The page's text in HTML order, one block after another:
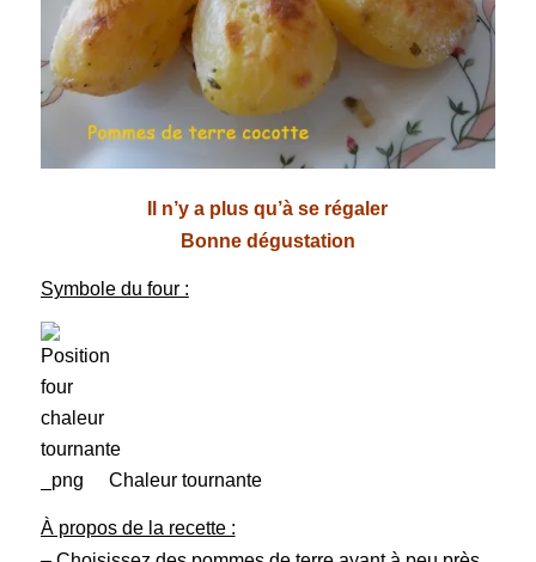
Il n’y a plus qu’à se régaler
Bonne dégustation
Symbole du four :
Chaleur tournante
À propos de la recette :